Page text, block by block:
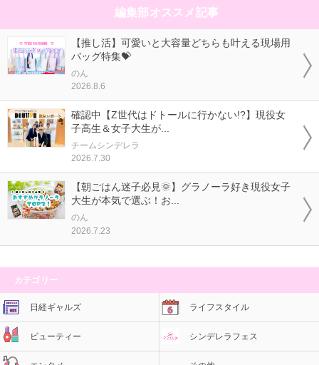
編集部オススメ記事
【推し活】可愛いと大容量どちらも叶える現場用
バッグ特集💝
のん
2026.8.6
確認中【Z世代はドトールに行かない!?】現役女
子高生＆女子大生が...
チームシンデレラ
2026.7.30
【朝ごはん迷子必見🌞】グラノーラ好き現役女子
大生が本気で選ぶ！お...
のん
2026.7.23
カテゴリー
日経ギャルズ ライフスタイル
ビューティー シンデレラフェス